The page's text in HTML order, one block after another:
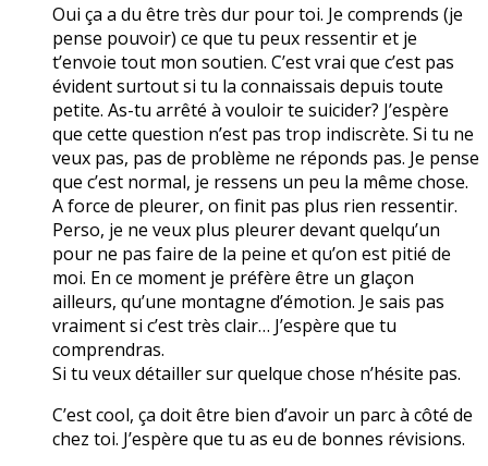
Oui ça a du être très dur pour toi. Je comprends (je
pense pouvoir) ce que tu peux ressentir et je
t’envoie tout mon soutien. C’est vrai que c’est pas
évident surtout si tu la connaissais depuis toute
petite. As-tu arrêté à vouloir te suicider? J’espère
que cette question n’est pas trop indiscrète. Si tu ne
veux pas, pas de problème ne réponds pas. Je pense
que c’est normal, je ressens un peu la même chose.
A force de pleurer, on finit pas plus rien ressentir.
Perso, je ne veux plus pleurer devant quelqu’un
pour ne pas faire de la peine et qu’on est pitié de
moi. En ce moment je préfère être un glaçon
ailleurs, qu’une montagne d’émotion. Je sais pas
vraiment si c’est très clair… J’espère que tu
comprendras.
Si tu veux détailler sur quelque chose n’hésite pas.
C’est cool, ça doit être bien d’avoir un parc à côté de
chez toi. J’espère que tu as eu de bonnes révisions.